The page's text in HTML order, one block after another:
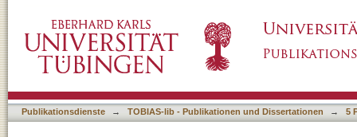
Publikationsdienste → TOBIAS-lib - Publikationen und Dissertationen → 5